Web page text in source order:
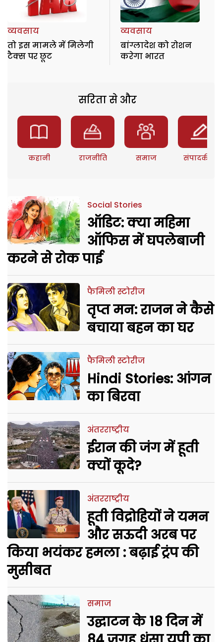
व्यवसाय
तो इस मामले में मिलेगी
टैक्स पर छूट
व्यवसाय
बांग्लादेश को रोशन
करेगा भारत
सरिता से और
कहानी राजनीति समाज संपादकीय
Social Stories
ऑडिट: क्या महिमा
ऑफिस में घपलेबाजी
करने से रोक पाई
फैमिली स्टोरीज
तृप्त मन: राजन ने कैसे
बचाया बहन का घर
फैमिली स्टोरीज
Hindi Stories: आंगन
का बिरवा
अंतरराष्ट्रीय
ईरान की जंग में हूती
क्यों कूदे?
अंतरराष्ट्रीय
हूती विद्रोहियों ने यमन
और सऊदी अरब पर
किया भयंकर हमला : बढ़ाई ट्रंप की
मुसीबत
समाज
उद्घाटन के 18 दिन में